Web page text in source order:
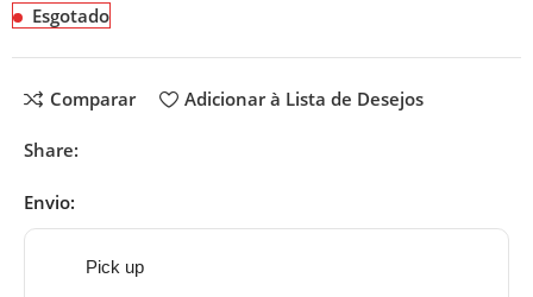
Esgotado
Comparar Adicionar à Lista de Desejos
Share:
Envio:
Pick up